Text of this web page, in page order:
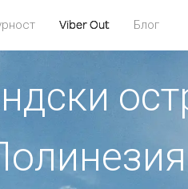
Viber Out Блог